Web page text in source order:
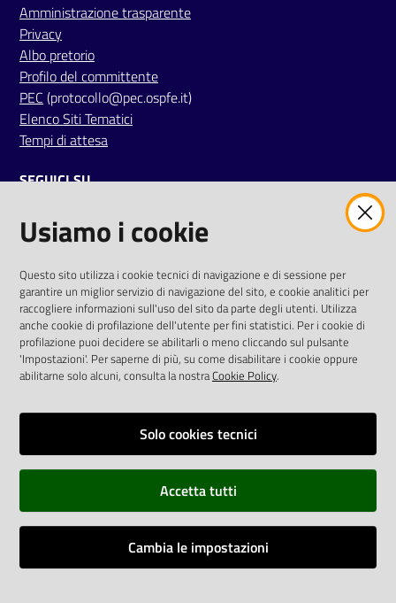
Amministrazione trasparente
Privacy
Albo pretorio
Profilo del committente
PEC (protocollo@pec.ospfe.it)
Elenco Siti Tematici
Tempi di attesa
SEGUICI SU
twitterfacebookyoutube
AREA DIPENDENTI
Posta Elettronica Aziendale
Cloud aziendale(manuale di istruzioni)
Portale del Dipendente
Sito intranet
Redazione web
Credits
Usiamo i cookie
Questo sito utilizza i cookie tecnici di navigazione e di sessione per
garantire un miglior servizio di navigazione del sito, e cookie analitici per
raccogliere informazioni sull'uso del sito da parte degli utenti. Utilizza
anche cookie di profilazione dell'utente per fini statistici. Per i cookie di
profilazione puoi decidere se abilitarli o meno cliccando sul pulsante
'Impostazioni'. Per saperne di più, su come disabilitare i cookie oppure
abilitarne solo alcuni, consulta la nostraCookie Policy.
Solo cookies tecnici
Accetta tutti
Cambia le impostazioni